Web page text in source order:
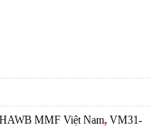
MMF Việt Nam, VM31-